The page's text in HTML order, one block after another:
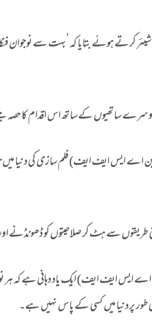
کرتے ہوئے بتایا کہ ’بہت سے نوجوان
ساتھیوں کے ساتھ اس اقدام کا حصہ
(این اے ایس ایف ایف) فلم سازی کی دنیا
طریقوں سے ہٹ کر صلاحیتوں کو ڈھونڈنے
ایس ایف ایف) ایک یاد دہانی ہے کہ ہر
طور پر دنیا میں کسی کے پاس نہیں ہے۔